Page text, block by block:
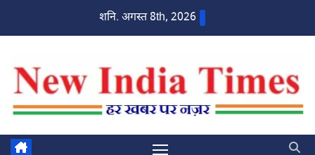
शनि. अगस्त 8th, 2026